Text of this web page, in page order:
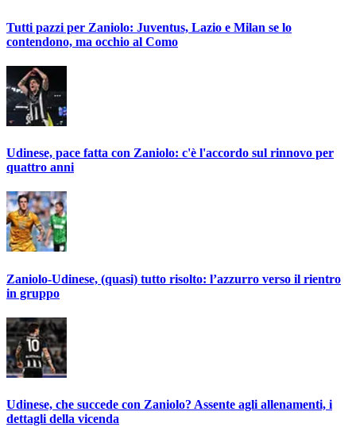
Tutti pazzi per Zaniolo: Juventus, Lazio e Milan se lo
contendono, ma occhio al Como
Udinese, pace fatta con Zaniolo: c'è l'accordo sul rinnovo per
quattro anni
Zaniolo-Udinese, (quasi) tutto risolto: l’azzurro verso il rientro
in gruppo
Udinese, che succede con Zaniolo? Assente agli allenamenti, i
dettagli della vicenda